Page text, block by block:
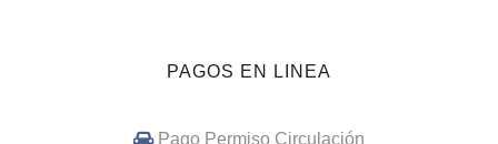
PAGOS EN LINEA
Pago Permiso Circulación